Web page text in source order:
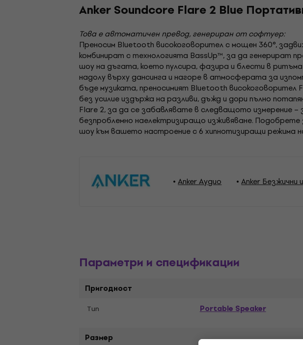
Anker Soundcore Flare 2 Blue
Това е автоматичен превод, генериран от софтуер:
Преносим Bluetooth високоговорител с мощен 360°,
комбинират с технологията BassUp™, за да генерират
шоу на дъгата, което пулсира, фазира и блести в
надолу върху дансинга и нагоре в атмосферата за
бъде музиката, преносимият Bluetooth
без усилие издържа на разливи, дъжд и дори пълно
Flare 2, за да се забавлявате в следващото измерение
безпроблемно наелектризиращо изживяване. Подобрете
шоу към вашето настроение с 6 хипнотизиращи режима
Anker Аудио Anker Безжични
Параметри и спецификации
Пригодност
Tип Portable Speaker
Размер